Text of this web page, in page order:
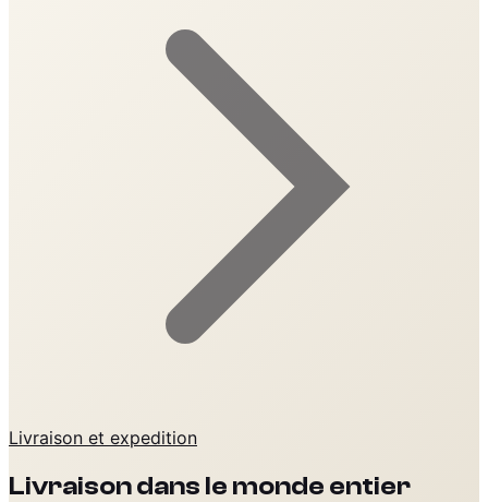
Livraison et expedition
Livraison dans le monde entier